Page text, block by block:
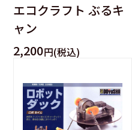
エコクラフト ぶるキ
ャン
2,200円(税込)